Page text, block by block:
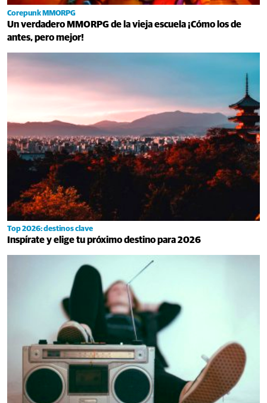
Corepunk MMORPG
Un verdadero MMORPG de la vieja escuela ¡Cómo los de
antes, pero mejor!
Top 2026: destinos clave
Inspírate y elige tu próximo destino para 2026